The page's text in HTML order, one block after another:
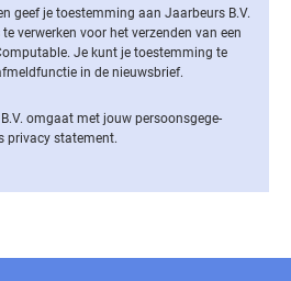
geef je toestemming aan Jaarbeurs B.V.
verwerken voor het verzenden van een
Je kunt je toestemming te
in de nieuwsbrief.
omgaat met jouw per­soons­ge­ge­
privacy statement.